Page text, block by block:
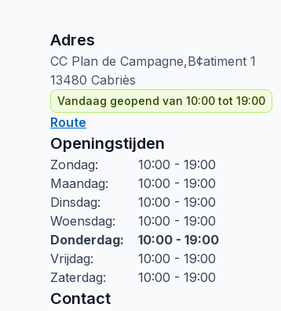
Adres
CC Plan de Campagne,B¢atiment 1
13480 Cabriès
Vandaag geopend van 10:00 tot 19:00
Route
Openingstijden
Zondag:
10:00 - 19:00
Maandag:
10:00 - 19:00
Dinsdag:
10:00 - 19:00
Woensdag:
10:00 - 19:00
Donderdag:
10:00 - 19:00
Vrijdag:
10:00 - 19:00
Zaterdag: 10:00 - 19:00
Contact